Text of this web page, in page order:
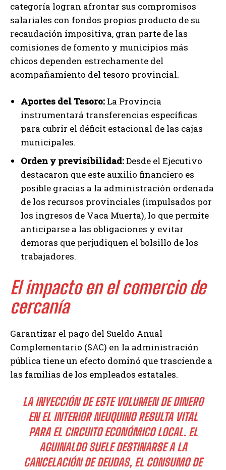
categoría logran afrontar sus compromisos
salariales con fondos propios producto de su
recaudación impositiva, gran parte de las
comisiones de fomento y municipios más
chicos dependen estrechamente del
acompañamiento del tesoro provincial.
Aportes del Tesoro: La Provincia
instrumentará transferencias específicas
para cubrir el déficit estacional de las cajas
municipales.
Orden y previsibilidad:Desde el Ejecutivo
destacaron que este auxilio financiero es
posible gracias a la administración ordenada
de los recursos provinciales (impulsados por
los ingresos de Vaca Muerta), lo que permite
anticiparse a las obligaciones y evitar
demoras que perjudiquen el bolsillo de los
trabajadores.
El impacto en el comercio de
cercanía
Garantizar el pago del Sueldo Anual
Complementario (SAC) en la administración
pública tiene un efecto dominó que trasciende a
las familias de los empleados estatales.
LA INYECCIÓN DE ESTE VOLUMEN DE DINERO
EN EL INTERIOR NEUQUINO RESULTA VITAL
PARA EL CIRCUITO ECONÓMICO LOCAL. EL
AGUINALDO SUELE DESTINARSE A LA
CANCELACIÓN DE DEUDAS, EL CONSUMO DE